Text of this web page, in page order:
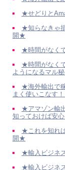
★せどりと
★知らなきゃ
開★
★時間がなく
★時間がなく
ようになるマル
★海外輸出で
まく使いこなす！
★アマゾン輸
知っておけば安
★これを知れ
開★
★輸入ビジネ
★輸入ビジネ